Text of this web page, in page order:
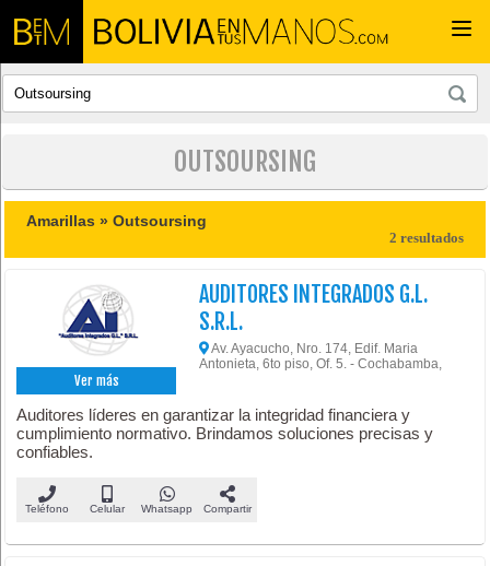
OUTSOURSING
Amarillas »Outsoursing
2 resultados
Ver más
AUDITORES INTEGRADOS G.L.
S.R.L.
Av. Ayacucho, Nro. 174, Edif. Maria
Antonieta, 6to piso, Of. 5. - Cochabamba,
Auditores líderes en garantizar la integridad financiera y
cumplimiento normativo. Brindamos soluciones precisas y
confiables.
Teléfono Celular Whatsapp Compartir